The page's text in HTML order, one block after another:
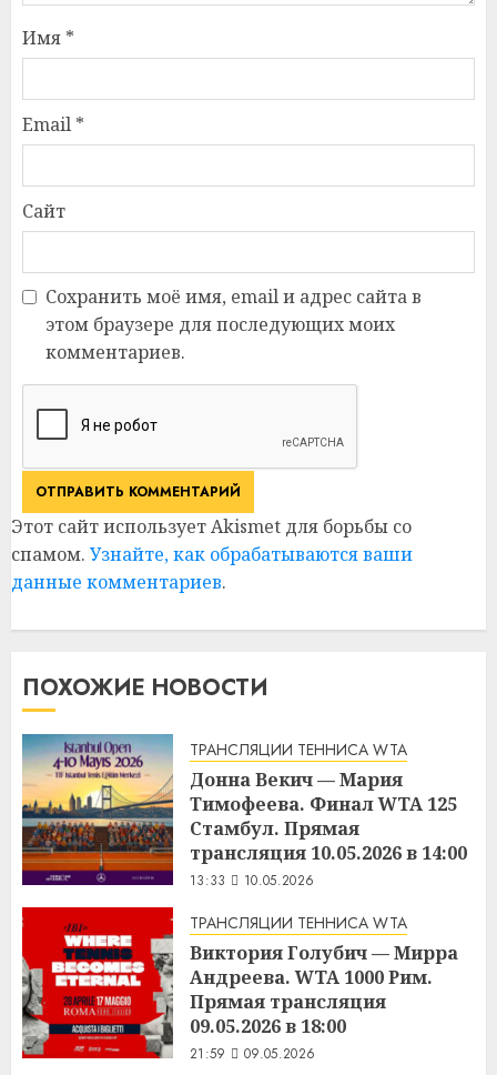
Имя *
Email *
Сайт
Сохранить моё имя, email и адрес сайта в
этом браузере для последующих моих
комментариев.
Этот сайт использует Akismet для борьбы со
спамом. Узнайте, как обрабатываются ваши
данные комментариев.
ПОХОЖИЕ НОВОСТИ
ТРАНСЛЯЦИИ ТЕННИСА WTA
Донна Векич — Мария
Тимофеева. Финал WTA 125
Стамбул. Прямая
трансляция 10.05.2026 в 14:00
13:33 10.05.2026
ТРАНСЛЯЦИИ ТЕННИСА WTA
Виктория Голубич — Мирра
Андреева. WTA 1000 Рим.
Прямая трансляция
09.05.2026 в 18:00
21:59 09.05.2026